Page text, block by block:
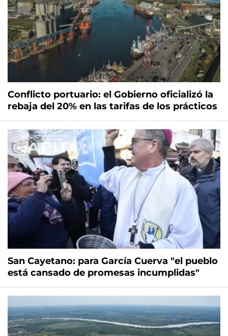
Conflicto portuario: el Gobierno oficializó la
rebaja del 20% en las tarifas de los prácticos
San Cayetano: para García Cuerva "el pueblo
está cansado de promesas incumplidas"